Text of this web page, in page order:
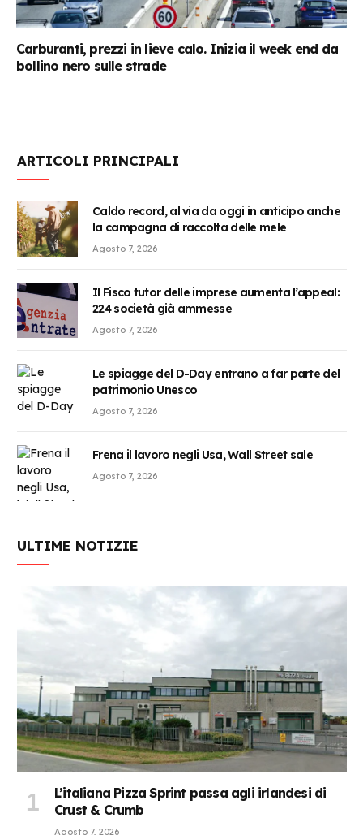
Carburanti, prezzi in lieve calo. Inizia il week end da
bollino nero sulle strade
ARTICOLI PRINCIPALI
Caldo record, al via da oggi in anticipo anche
la campagna di raccolta delle mele
Agosto 7, 2026
Il Fisco tutor delle imprese aumenta l’appeal:
224 società già ammesse
Agosto 7, 2026
Le spiagge del D-Day entrano a far parte del
patrimonio Unesco
Agosto 7, 2026
Frena il lavoro negli Usa, Wall Street sale
Agosto 7, 2026
ULTIME NOTIZIE
L’italiana Pizza Sprint passa agli irlandesi di
Crust & Crumb
Agosto 7, 2026